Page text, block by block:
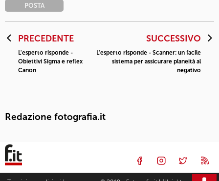
POSTA
PRECEDENTE
L'esperto risponde -
Obiettivi Sigma e reflex
Canon
SUCCESSIVO
L'esperto risponde - Scanner: un facile
sistema per assicurare planeità al
negativo
Redazione fotografia.it